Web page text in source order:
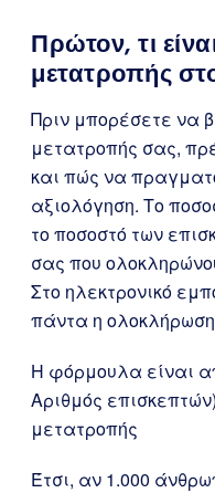
Πρώτον, τι
μετατροπής
Πριν μπορέσετε να
μετατροπής σας,
και πώς να
αξιολόγηση. Το
το ποσοστό των
σας που
Στο ηλεκτρονικό
πάντα η
Η φόρμουλα είναι
Αριθμός
μετατροπής
Έτσι, αν 1.000